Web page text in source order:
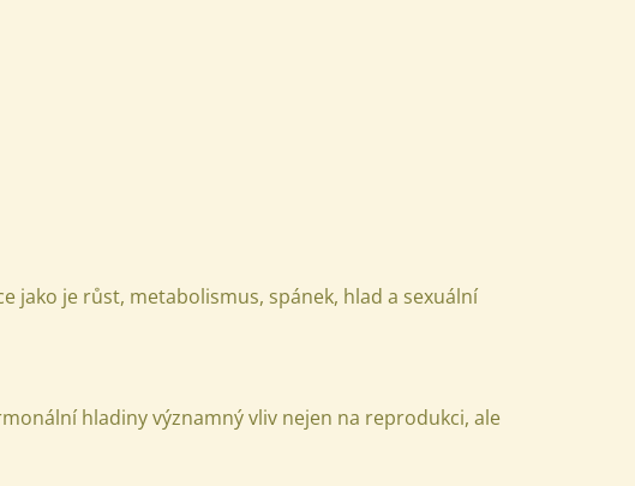
jako je růst, metabolismus, spánek, hlad a sexuální
hladiny významný vliv nejen na reprodukci, ale